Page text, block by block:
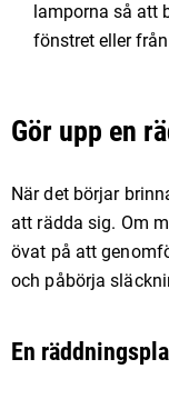
lamporna så att
fönstret eller
Gör upp en
När det börjar
att rädda sig. Om
övat på att
och påbörja
En